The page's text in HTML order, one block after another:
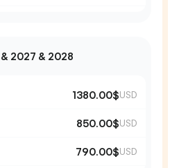
2027 & 2028
1380.00$USD
850.00$USD
790.00$USD